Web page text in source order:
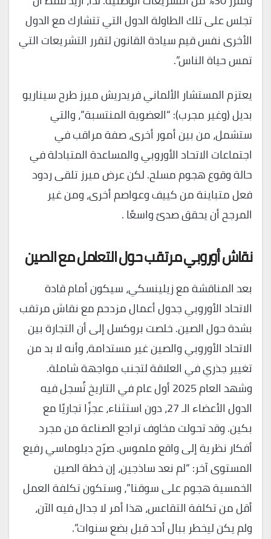
تجلس على تلك الطاولة الدول التي تتشارك مع الدول
الأخرى نفس قيم سيادة القانون لتقرر التشريعات التي
تمس حياة الناس”.
يعتزم المستشار الألماني فريدريش ميرز طرح سيناريو
بديل (وغير مجرب): “العضوية المنتسبة”، والتي
ستشمل، من بين أمور أخرى، صفة مراقب في
اجتماعات الاتحاد الأوروبي والمساعدة المتبادلة في
حالة وقوع هجوم مسلح. لكن عرض ميرز تلقى ردود
فعل متباينة من كييف وعواصم أخرى، ومن غير
المرجح أن يحقق صدىً واسعًا .
نقاش أوروبي مرتقب حول التعامل مع الصين
بعد المناقشة مع زيلينسكي، سيكون أمام قادة
الاتحاد الأوروبي جدول أعمال مزدحم مع نقاش مرتقب
بشدة حول الصين. خلصت بروكسل إلى أن التجارة بين
الاتحاد الأوروبي والصين غير مستدامة، وأنه لا بد من
تغيير جذري في العلاقة لتجنب مواجهة شاملة.
وشهد العام 2025 أول عام في التاريخ تُسجل فيه
الدول الأعضاء الـ 27، دون استثناء، عجزًا تجاريًا مع
بكين. وقد تحولت مخاوف تراجع الصناعة من مجرد
أفكار نظرية إلى واقع ملموس. صرّح دبلوماسي رفيع
المستوى آخر: “لم نعد ساذجين، إن خطة الصين
الخمسية هجوم على سوقنا”، وستكون تكلفة العمل
أقل من تكلفة التقاعس، هذا أمر لا جدال فيه الآن،
ولم يكن ليخطر ببال أحد قبل بضع سنوات”.